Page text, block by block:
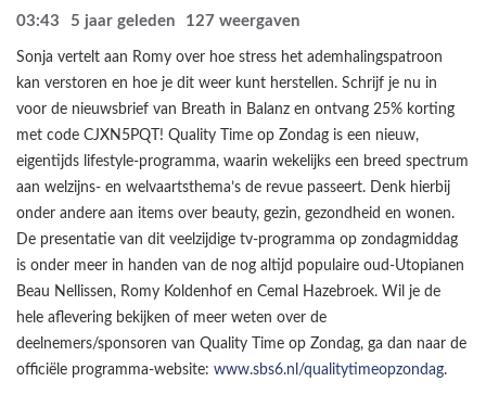
03:43 5 jaar geleden 127 weergaven
Sonja vertelt aan Romy over hoe stress het ademhalingspatroon
kan verstoren en hoe je dit weer kunt herstellen. Schrijf je nu in
voor de nieuwsbrief van Breath in Balanz en ontvang 25% korting
met code CJXN5PQT! Quality Time op Zondag is een nieuw,
eigentijds lifestyle-programma, waarin wekelijks een breed spectrum
aan welzijns- en welvaartsthema’s de revue passeert. Denk hierbij
onder andere aan items over beauty, gezin, gezondheid en wonen.
De presentatie van dit veelzijdige tv-programma op zondagmiddag
is onder meer in handen van de nog altijd populaire oud-Utopianen
Beau Nellissen, Romy Koldenhof en Cemal Hazebroek. Wil je de
hele aflevering bekijken of meer weten over de
deelnemers/sponsoren van Quality Time op Zondag, ga dan naar de
officiële programma-website: www.sbs6.nl/qualitytimeopzondag.